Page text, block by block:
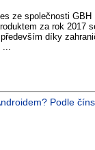
ze společnosti
za rok 2017
díky
...
Podle